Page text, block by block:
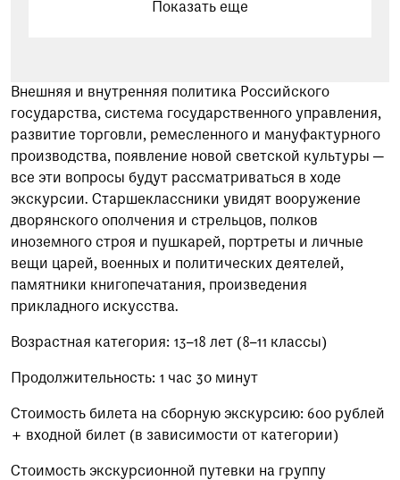
Внешняя и внутренняя политика Российского
государства, система государственного управления,
развитие торговли, ремесленного и мануфактурного
производства, появление новой светской культуры —
все эти вопросы будут рассматриваться в ходе
экскурсии. Старшеклассники увидят вооружение
дворянского ополчения и стрельцов, полков
иноземного строя и пушкарей, портреты и личные
вещи царей, военных и политических деятелей,
памятники книгопечатания, произведения
прикладного искусства.
Возрастная категория: 13–18 лет (8–11 классы)
Продолжительность: 1 час 30 минут
Стоимость билета на сборную экскурсию: 600 рублей
+ входной билет (в зависимости от категории)
Стоимость экскурсионной путевки на группу
Показать еще